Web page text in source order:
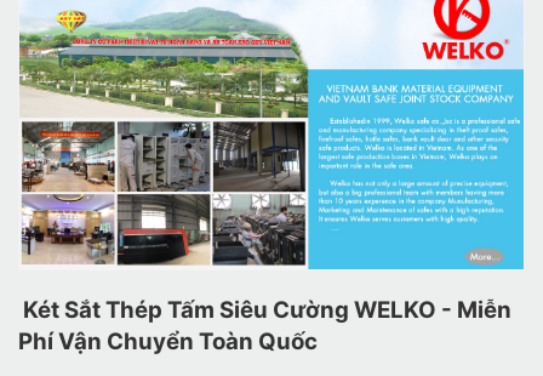
Két Sắt Thép Tấm Siêu Cường WELKO - Miễn
Phí Vận Chuyển Toàn Quốc